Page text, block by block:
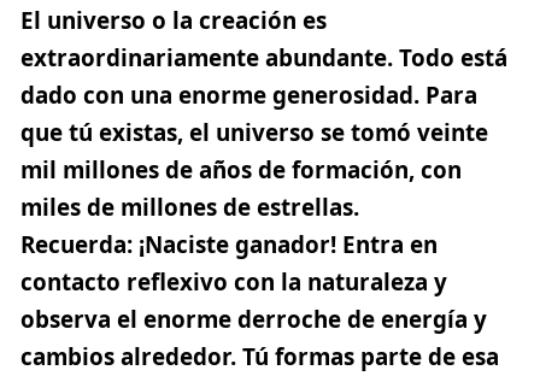
El universo o la creación es
extraordinariamente abundante. Todo está
dado con una enorme generosidad. Para
que tú existas, el universo se tomó veinte
mil millones de años de formación, con
miles de millones de estrellas.
Recuerda: ¡Naciste ganador! Entra en
contacto reflexivo con la naturaleza y
observa el enorme derroche de energía y
cambios alrededor. Tú formas parte de esa